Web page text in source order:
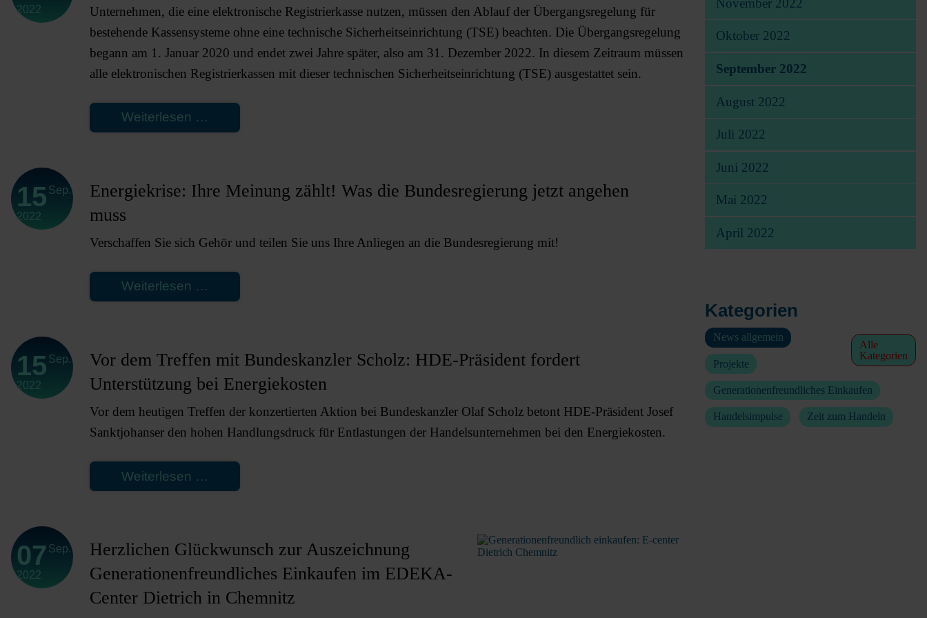
der
Handelsunternehmen
in
Existenzgefahr
fordert
2022
Unternehmen, die eine elektronische Registrierkasse nutzen, müssen den Ablauf der Übergangsregelung für
bestehende Kassensysteme ohne eine technische Sicherheitseinrichtung (TSE) beachten. Die Übergangsregelung
begann am 1. Januar 2020 und endet zwei Jahre später, also am 31. Dezember 2022. In diesem Zeitraum müssen
alle elektronischen Registrierkassen mit dieser technischen Sicherheitseinrichtung (TSE) ausgestattet sein.
Weiterlesen …
Pflicht
bestehenden
ab
15 Sep.
2022
Energiekrise: Ihre Meinung zählt! Was die Bundesregierung jetzt angehen
muss
Verschaffen Sie sich Gehör und teilen Sie uns Ihre Anliegen an die Bundesregierung mit!
Weiterlesen …
Ihre
Was
die
Bundesregierung
jetzt
15 Sep.
2022
Vor dem Treffen mit Bundeskanzler Scholz: HDE-Präsident fordert
Unterstützung bei Energiekosten
Vor dem heutigen Treffen der konzertierten Aktion bei Bundeskanzler Olaf Scholz betont HDE-Präsident Josef
Sanktjohanser den hohen Handlungsdruck für Entlastungen der Handelsunternehmen bei den Energiekosten.
Weiterlesen …
dem
Bundeskanzler
Scholz:
HDE-
07 Sep.
2022
Herzlichen Glückwunsch zur Auszeichnung
Generationenfreundliches Einkaufen im EDEKA-
Center Dietrich in Chemnitz
November 2022
Oktober 2022
September 2022
August 2022
Juli 2022
Juni 2022
Mai 2022
April 2022
Kategorien
Alle
Kategorien
News allgemein
Projekte
Generationenfreundliches Einkaufen
Handelsimpulse Zeit zum Handeln